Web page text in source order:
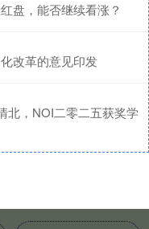
盘，能否继续看涨？
改革的意见印发
北，NOI二零二五获奖学